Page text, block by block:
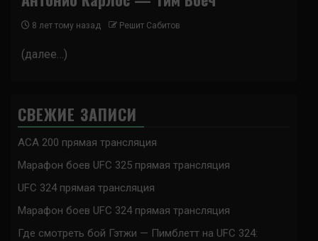
8 лет тому назад Решит Сабитов
(далее…)
СВЕЖИЕ ЗАПИСИ
ACA 200 прямая трансляция
Марафон боев UFC 325 прямая трансляция
UFC 324 прямая трансляция
Марафон боев UFC 324 прямая трансляция
Где смотреть бой Гэтжи — Пимблетт на UFC 324: